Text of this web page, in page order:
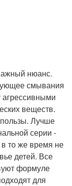
нюанс.
смывания
агрессивными
веществ.
Лучше
серии -
то же время не
детей. Все
формуле
для